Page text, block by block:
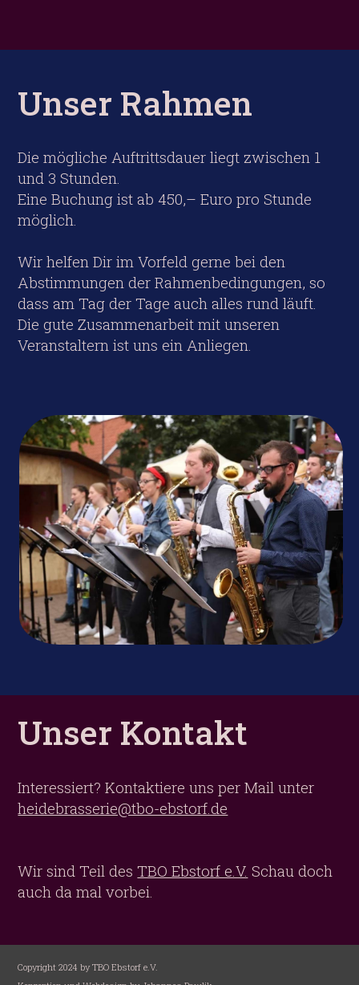
Unser Rahmen
Die mögliche Auftrittsdauer liegt zwischen 1
und 3 Stunden.
Eine Buchung ist ab 450,– Euro pro Stunde
möglich.
Wir helfen Dir im Vorfeld gerne bei den
Abstimmungen der Rahmenbedingungen, so
dass am Tag der Tage auch alles rund läuft.
Die gute Zusammenarbeit mit unseren
Veranstaltern ist uns ein Anliegen.
Unser Kontakt
Interessiert? Kontaktiere uns per Mail unter
heidebrasserie@tbo-ebstorf.de
Wir sind Teil desTBO Ebstorf e.V. Schau doch
auch da mal vorbei.
Copyright 2024 by TBO Ebstorf e.V.